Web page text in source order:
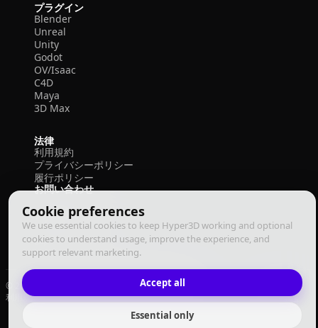
Cookie preferences
We use essential cookies to keep Hyper3D working and optional
cookies to understand usage, improve the experience, and
support relevant marketing.
Accept all
Essential only
プラグイン
Blender
Unreal
Unity
Godot
OV/Isaac
C4D
Maya
3D Max
法律
利用規約
プライバシーポリシー
履行ポリシー
お問い合わせ
© 2026 Deemos Corporation. All rights reserved
利用規約プライバシーポリシー履行ポリシー 日本語